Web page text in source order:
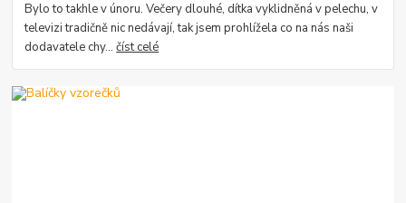
Bylo to takhle v únoru. Večery dlouhé, dítka vyklidněná v pelechu, v
televizi tradičně nic nedávají, tak jsem prohlížela co na nás naši
dodavatele chy...číst celé